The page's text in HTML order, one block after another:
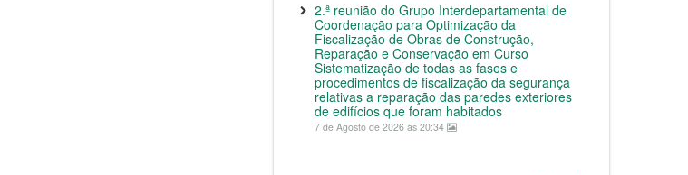
2.ª reunião do Grupo Interdepartamental de
Coordenação para Optimização da
Fiscalização de Obras de Construção,
Reparação e Conservação em Curso
Sistematização de todas as fases e
procedimentos de fiscalização da segurança
relativas a reparação das paredes exteriores
de edifícios que foram habitados
7 de Agosto de 2026 às 20:34